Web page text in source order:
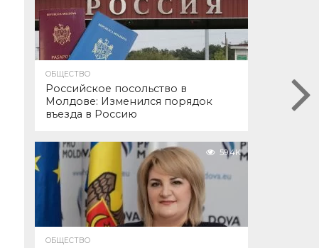
ОБЩЕСТВО
Российское посольство в
Молдове: Изменился порядок
въезда в Россию
59.4K
ОБЩЕСТВО